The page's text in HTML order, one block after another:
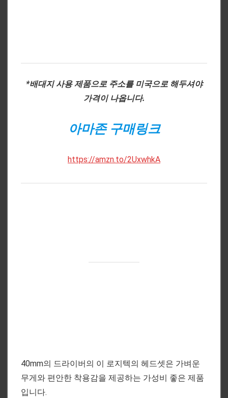
*배대지 사용 제품으로 주소를 미국으로 해두셔야
가격이 나옵니다.
아마존 구매링크
https://amzn.to/2UxwhkA
40mm의 드라이버의 이 로지텍의 헤드셋은 가벼운
무게와 편안한 착용감을 제공하는 가성비 좋은 제품
입니다.